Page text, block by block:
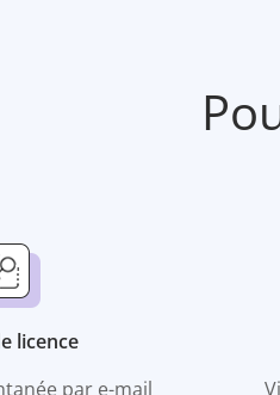
licence
par e-mail